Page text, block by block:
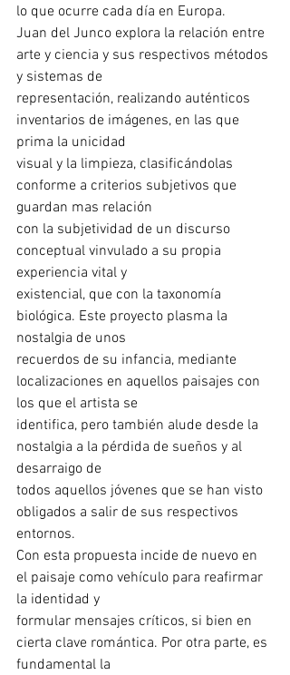
lo que ocurre cada día en Europa.
Juan del Junco explora la relación entre
arte y ciencia y sus respectivos métodos
y sistemas de
representación, realizando auténticos
inventarios de imágenes, en las que
prima la unicidad
visual y la limpieza, clasificándolas
conforme a criterios subjetivos que
guardan mas relación
con la subjetividad de un discurso
conceptual vinvulado a su propia
experiencia vital y
existencial, que con la taxonomía
biológica. Este proyecto plasma la
nostalgia de unos
recuerdos de su infancia, mediante
localizaciones en aquellos paisajes con
los que el artista se
identifica, pero también alude desde la
nostalgia a la pérdida de sueños y al
desarraigo de
todos aquellos jóvenes que se han visto
obligados a salir de sus respectivos
entornos.
Con esta propuesta incide de nuevo en
el paisaje como vehículo para reafirmar
la identidad y
formular mensajes críticos, si bien en
cierta clave romántica. Por otra parte, es
fundamental la